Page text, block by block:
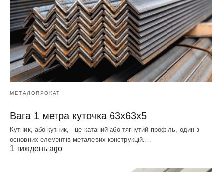
МЕТАЛОПРОКАТ
Вага 1 метра куточка 63х63х5
Кутник, або кутник, - це катаний або тягнутий профіль, один з
основних елементів металевих конструкцій.…
1 тиждень ago